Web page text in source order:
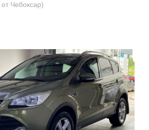
Чебоксар)